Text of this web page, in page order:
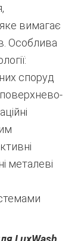
яке вимагає
Особлива
споруд
поверхнево-
металеві